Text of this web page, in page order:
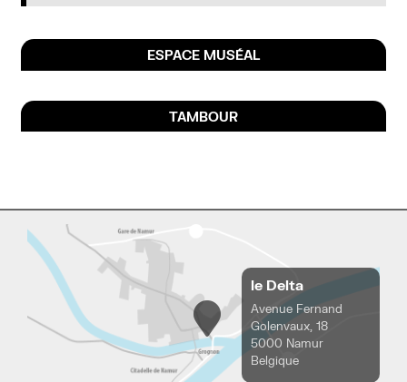
ESPACE MUSÉAL
TAMBOUR
le Delta
Avenue Fernand
Golenvaux, 18
5000 Namur
Belgique